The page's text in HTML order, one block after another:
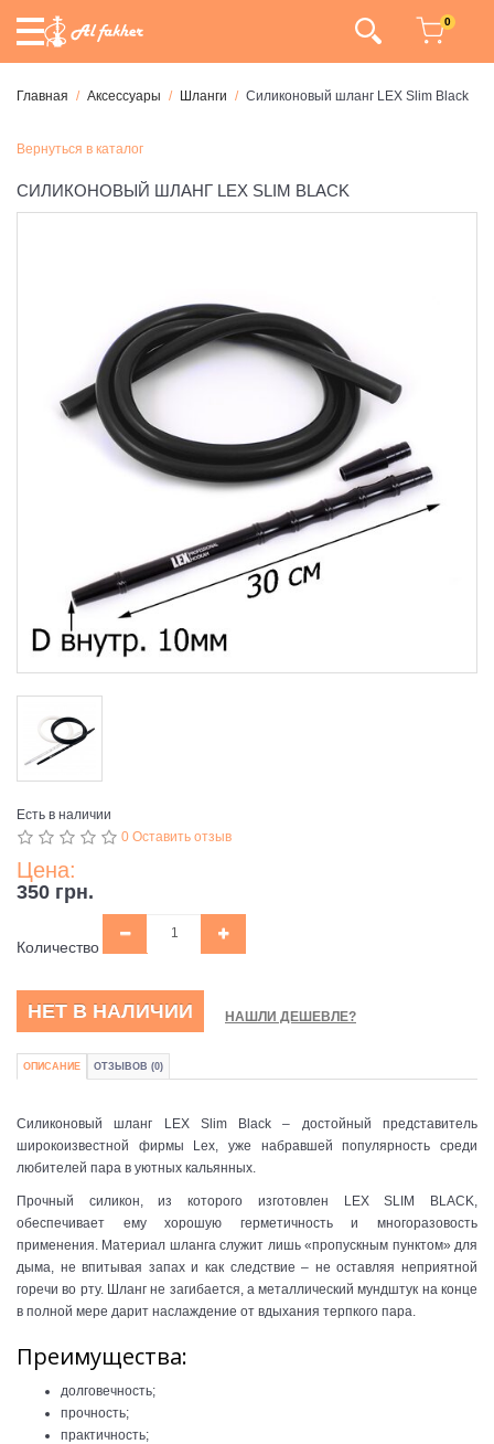
0
Главная Аксессуары Шланги Силиконовый шланг LEX Slim Black
Вернуться в каталог
СИЛИКОНОВЫЙ ШЛАНГ LEX SLIM BLACK
Есть в наличии
0 Оставить отзыв
Цена:
350 грн.
Количество
НЕТ В НАЛИЧИИ НАШЛИ ДЕШЕВЛЕ?
ОПИСАНИЕ ОТЗЫВОВ (0)
Силиконовый шланг LEX Slim Black – достойный представитель
широкоизвестной фирмы Lex, уже набравшей популярность среди
любителей пара в уютных кальянных.
Прочный силикон, из которого изготовлен LEX SLIM BLACK,
обеспечивает ему хорошую герметичность и многоразовость
применения. Материал шланга служит лишь «пропускным пунктом» для
дыма, не впитывая запах и как следствие – не оставляя неприятной
горечи во рту. Шланг не загибается, а металлический мундштук на конце
в полной мере дарит наслаждение от вдыхания терпкого пара.
Преимущества:
долговечность;
прочность;
практичность;